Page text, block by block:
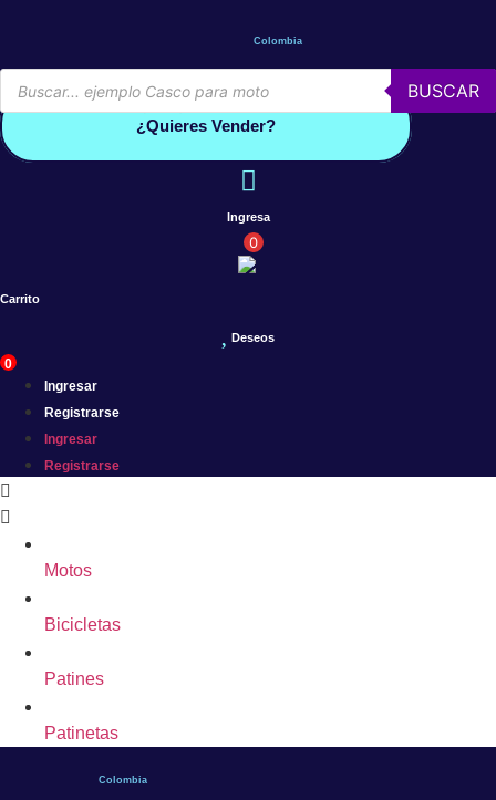
contenido
Colombia
Búsqueda
de
productos
BUSCAR
Conoce por qué debes vender con mercleta
¿Quieres Vender?
Ingresa
0
Carrito
Deseos
0
Ingresar
Registrarse
Ingresar
Registrarse
Motos
Bicicletas
Patines
Patinetas
Colombia